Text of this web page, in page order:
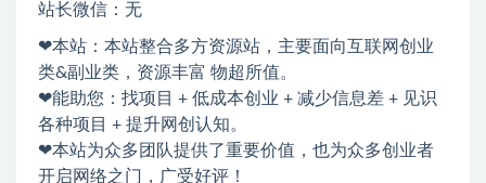
站长微信：无
❤本站：本站整合多方资源站，主要面向互联网创业
类&副业类，资源丰富 物超所值。
❤能助您：找项目 + 低成本创业 + 减少信息差 + 见识
各种项目 + 提升网创认知。
❤本站为众多团队提供了重要价值，也为众多创业者
开启网络之门，广受好评！